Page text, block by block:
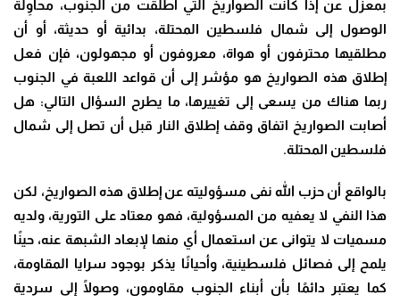
بمعزل عن إذا كانت الصواريخ التي أطلقت من الجنوب، محاوِلة
الوصول إلى شمال فلسطين المحتلة، بدائية أو حديثة، أو أن
مطلقيها محترفون أو هواة، معروفون أو مجهولون، فإن فعل
إطلاق هذه الصواريخ هو مؤشر إلى أن قواعد اللعبة في الجنوب
ربما هناك من يسعى إلى تغييرها، ما يطرح السؤال التالي: هل
أصابت الصواريخ اتفاق وقف إطلاق النار قبل أن تصل إلى شمال
فلسطين المحتلة.
بالواقع أن حزب الله نفى مسؤوليته عن إطلاق هذه الصواريخ، لكن
هذا النفي لا يعفيه من المسؤولية، فهو معتاد على التورية، ولديه
مسميات لا يتوانى عن استعمال أي منها لإبعاد الشبهة عنه، حينًا
يلمح إلى فصائل فلسطينية، وأحيانًا يذكر بوجود سرايا المقاومة،
كما يعتبر دائمًا بأن أبناء الجنوب مقاومون، وصولًا إلى سردية